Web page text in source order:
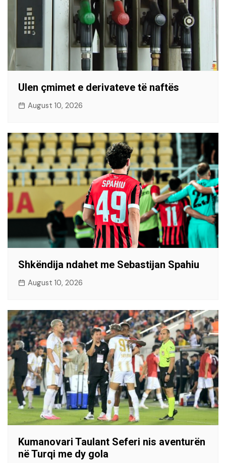
Ulen çmimet e derivateve të naftës
August 10, 2026
Shkëndija ndahet me Sebastijan Spahiu
August 10, 2026
Kumanovari Taulant Seferi nis aventurën
në Turqi me dy gola